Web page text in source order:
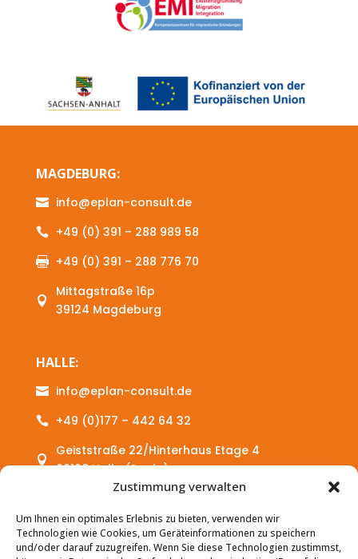
Zustimmung verwalten
Um Ihnen ein optimales Erlebnis zu bieten, verwenden wir
Technologien wie Cookies, um Geräteinformationen zu speichern
und/oder darauf zuzugreifen. Wenn Sie diese Technologien zustimmst,
MAGDEBURG:
 info@eplan-consult.de
 +49 (0) 391 – 288 989 58
 +49 (0) 391 – 288 776 70

Mittagstraße 16p
39124 Magdeburg
HALLE:
 info@eplan-consult.de
 +49 (0)177 – 442 64 32

Geiststraße 22/Hinterhaus Etage 4
06108 Halle (Saale)
LEISTUNGEN:
 Beratung